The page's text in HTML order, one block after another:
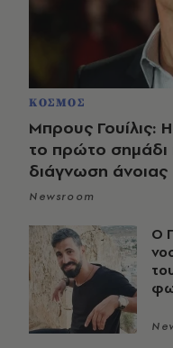
ΚΟΣΜΟΣ
Μπρους Γουίλις:
το πρώτο
διάγνωση άνοιας
Newsroom
O